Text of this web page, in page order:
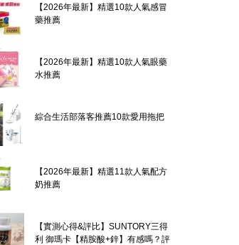
【2026年最新】精選10款人氣感冒
藥推薦
【2026年最新】精選10款人氣眼藥
水推薦
綜合生活部落客推薦10款愛用拖把
【2026年最新】精選11款人氣配方
奶推薦
【實測心得&評比】SUNTORY三得
利 御瑪卡【精胺酸+鋅】有感嗎？評